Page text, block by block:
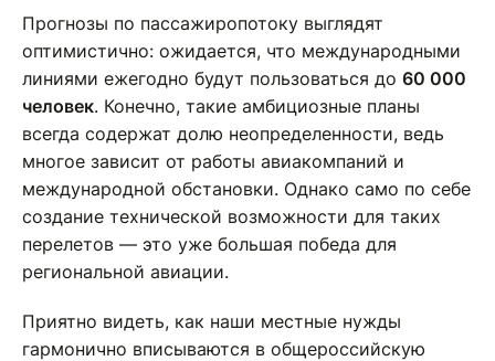
Прогнозы по пассажиропотоку выглядят
оптимистично: ожидается, что международными
линиями ежегодно будут пользоваться до 60 000
человек. Конечно, такие амбициозные планы
всегда содержат долю неопределенности, ведь
многое зависит от работы авиакомпаний и
международной обстановки. Однако само по себе
создание технической возможности для таких
перелетов — это уже большая победа для
региональной авиации.
Приятно видеть, как наши местные нужды
гармонично вписываются в общероссийскую